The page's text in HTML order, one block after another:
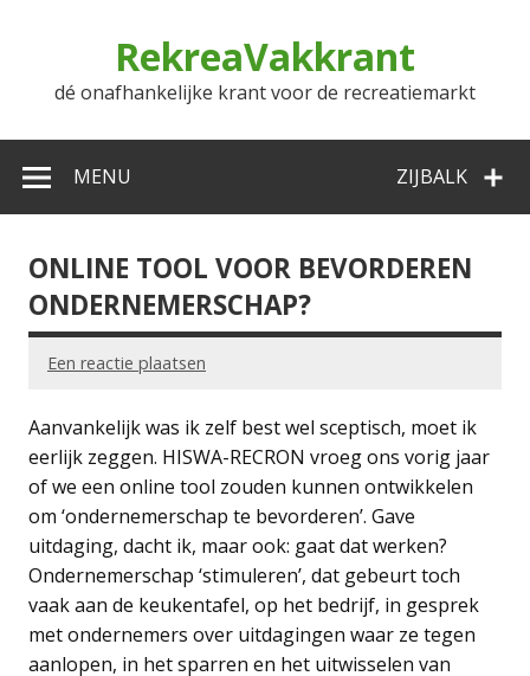
RekreaVakkrant
dé onafhankelijke krant voor de recreatiemarkt
ZIJBALK
MENU
ONLINE TOOL VOOR BEVORDEREN
ONDERNEMERSCHAP?
Een reactie plaatsen
Aanvankelijk was ik zelf best wel sceptisch, moet ik
eerlijk zeggen. HISWA-RECRON vroeg ons vorig jaar
of we een online tool zouden kunnen ontwikkelen
om ‘ondernemerschap te bevorderen’. Gave
uitdaging, dacht ik, maar ook: gaat dat werken?
Ondernemerschap ‘stimuleren’, dat gebeurt toch
vaak aan de keukentafel, op het bedrijf, in gesprek
met ondernemers over uitdagingen waar ze tegen
aanlopen, in het sparren en het uitwisselen van